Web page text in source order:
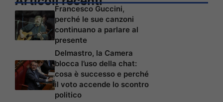
Francesco Guccini,
perché le sue canzoni
continuano a parlare al
presente
Delmastro, la Camera
blocca l’uso della chat:
cosa è successo e perché
il voto accende lo scontro
politico